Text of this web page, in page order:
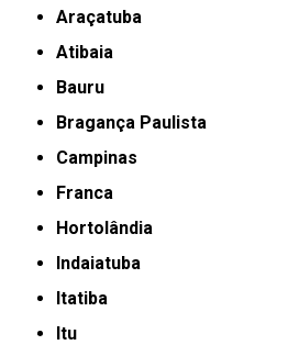
Araçatuba
Atibaia
Bauru
Bragança Paulista
Campinas
Franca
Hortolândia
Indaiatuba
Itatiba
Itu